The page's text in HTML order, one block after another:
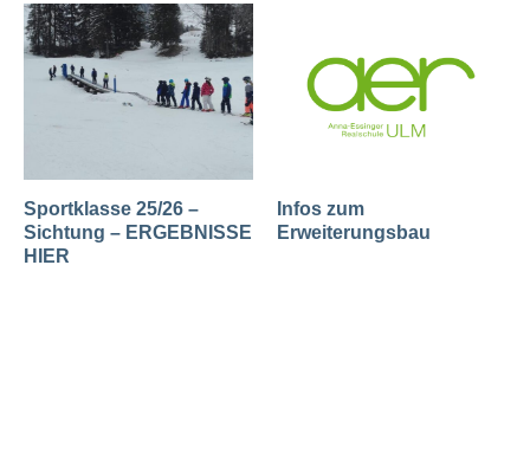
Sportklasse 25/26 –
Sichtung – ERGEBNISSE
HIER
Infos zum
Erweiterungsbau